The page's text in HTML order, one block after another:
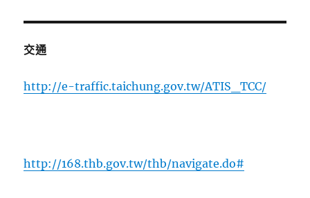
交通
http://e-traffic.taichung.gov.tw/ATIS_TCC/
http://168.thb.gov.tw/thb/navigate.do#